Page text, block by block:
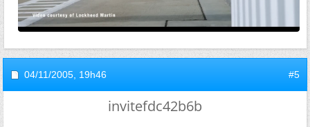
04/11/2005, 19h46 #5
invitefdc42b6b